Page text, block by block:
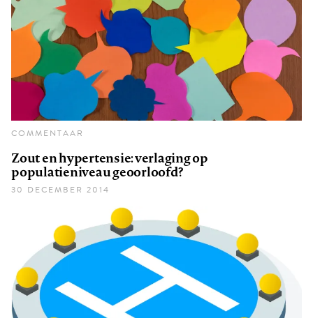
COMMENTAAR
Zout en hypertensie: verlaging op
populatieniveau geoorloofd?
30 DECEMBER 2014